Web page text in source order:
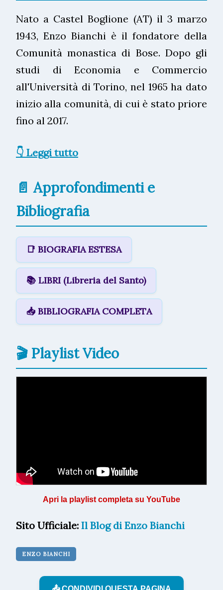
Nato a Castel Boglione (AT) il 3 marzo
1943, Enzo Bianchi è il fondatore della
Comunità monastica di Bose. Dopo gli
studi di Economia e Commercio
all'Università di Torino, nel 1965 ha dato
inizio alla comunità, di cui è stato priore
fino al 2017.
👇 Leggi tutto
📄 Approfondimenti e
Bibliografia
📑 BIOGRAFIA ESTESA
📚 LIBRI (Libreria del Santo)
📥 BIBLIOGRAFIA COMPLETA
🎬 Playlist Video
Apri la playlist completa su YouTube
Sito Ufficiale: Il Blog di Enzo Bianchi
ENZO BIANCHI